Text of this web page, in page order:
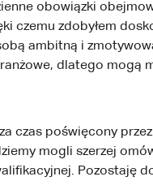
obowiązki
czemu zdobyłem
ambitną i
dlatego mogą
czas poświęcony
mogli szerzej
Pozostaję